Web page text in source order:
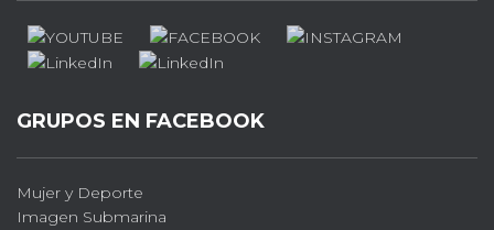
GRUPOS EN FACEBOOK
Mujer y Deporte
Imagen Submarina